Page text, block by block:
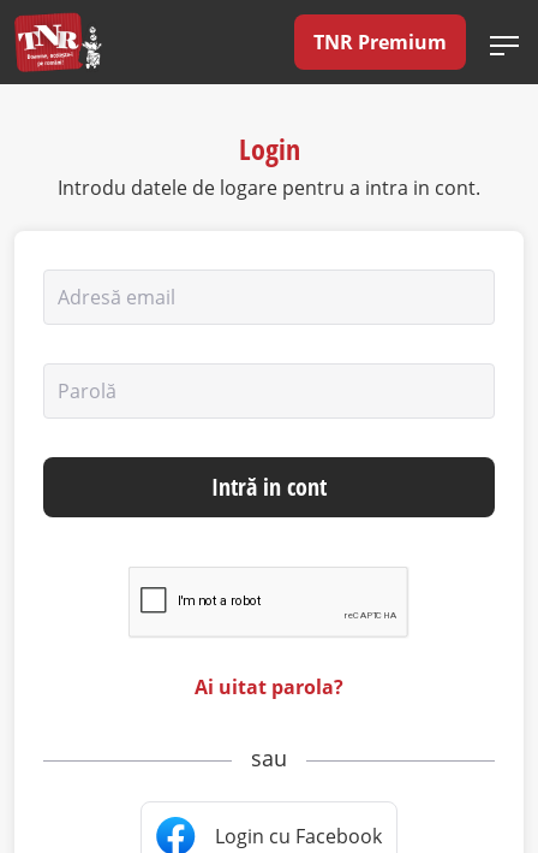
TNR Premium
Login
Introdu datele de logare pentru a intra in cont.
Adresă email
Parolă
Intră in cont
Ai uitat parola?
sau